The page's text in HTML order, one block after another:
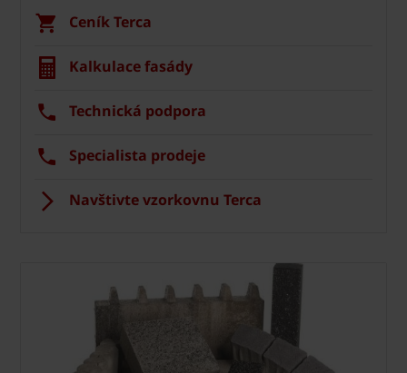
Ceník Terca
Kalkulace fasády
Technická podpora
Specialista prodeje
Navštivte vzorkovnu Terca